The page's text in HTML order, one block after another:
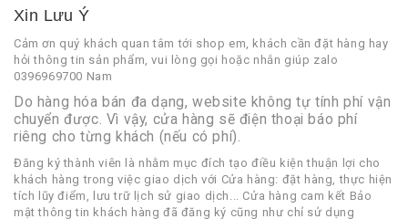
Xin Lưu Ý
Cảm ơn quý khách quan tâm tới shop em, khách cần đặt hàng hay
hỏi thông tin sản phẩm, vui lòng gọi hoặc nhắn giúp zalo
0396969700 Nam
Do hàng hóa bán đa dạng, website không tự tính phí vận
chuyển được. Vì vậy, cửa hàng sẽ điện thoại báo phí
riêng cho từng khách (nếu có phí).
Đăng ký thành viên là nhằm mục đích tạo điều kiện thuận lợi cho
khách hàng trong việc giao dịch với Cửa hàng: đặt hàng, thực hiện
tích lũy điểm, lưu trữ lịch sử giao dịch... Cửa hàng cam kết Bảo
mật thông tin khách hàng đã đăng ký cũng như chỉ sử dụng